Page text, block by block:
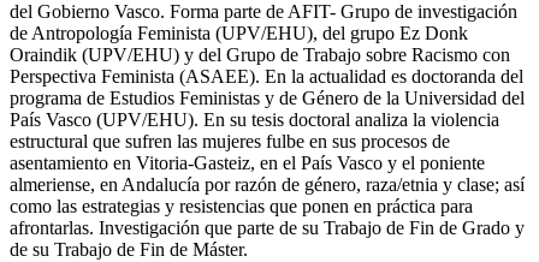
del Gobierno Vasco. Forma parte deAFIT- Grupo de investigación
de Antropología Feminista (UPV/EHU), del grupo Ez Donk
Oraindik (UPV/EHU) y del Grupo de Trabajo sobre Racismo con
Perspectiva Feminista (ASAEE). En la actualidad es doctoranda del
programa de Estudios Feministas y de Género de la Universidad del
País Vasco (UPV/EHU). En su tesis doctoral analiza la violencia
estructural que sufren las mujeres fulbe en sus procesos de
asentamiento en Vitoria-Gasteiz, en el País Vasco y el poniente
almeriense, en Andalucía por razón de género, raza/etnia y clase; así
como las estrategias y resistencias que ponen en práctica para
afrontarlas. Investigación que parte de su Trabajo de Fin de Grado y
de su Trabajo de Fin de Máster.